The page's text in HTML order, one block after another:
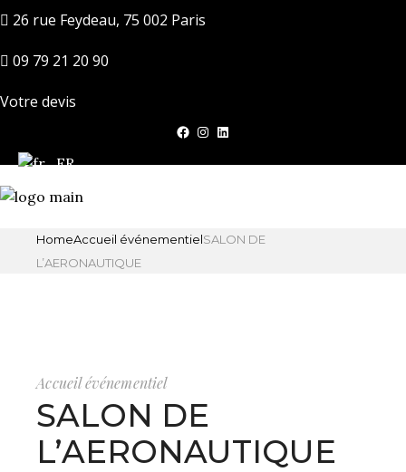
26 rue Feydeau, 75 002 Paris
09 79 21 20 90
Votre devis
Facebook
Instagram
LinkedIn
HomeAccueil événementielSALON DE
L’AERONAUTIQUE
Accueil événementiel
SALON DE
L’AERONAUTIQUE